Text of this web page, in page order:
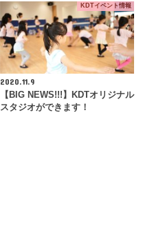
KDTイベント情報
2020.11.9
【BIG NEWS!!!】KDTオリジナル
スタジオができます！